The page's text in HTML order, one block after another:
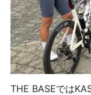
THE BASEでは